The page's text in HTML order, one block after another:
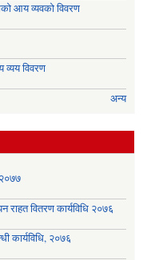
आय व्यवको विवरण
विवरण
अन्य
राहत वितरण कार्यविधि २०७६
कार्यविधि, २०७६